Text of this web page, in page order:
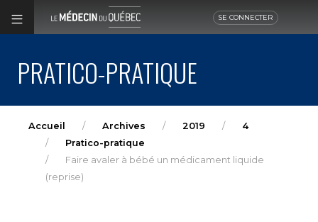
SE CONNECTER
PRATICO-PRATIQUE
Accueil Archives 2019
4
Pratico-pratique
Faire avaler à bébé un médicament liquide
(reprise)